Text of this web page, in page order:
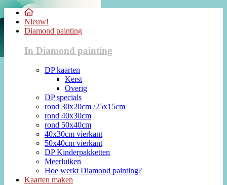
Nieuw!
Diamond painting
In Diamond painting
DP kaarten
Kerst
Overig
DP specials
rond 30x20cm /25x15cm
rond 40x30cm
rond 50x40cm
40x30cm vierkant
50x40cm vierkant
DP Kinderpakketten
Meerluiken
Hoe werkt Diamond painting?
Kaarten maken